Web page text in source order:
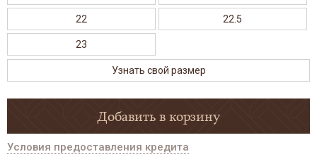
22 22.5
23
Узнать свой размер
Добавить в корзину
Условия предоставления кредита